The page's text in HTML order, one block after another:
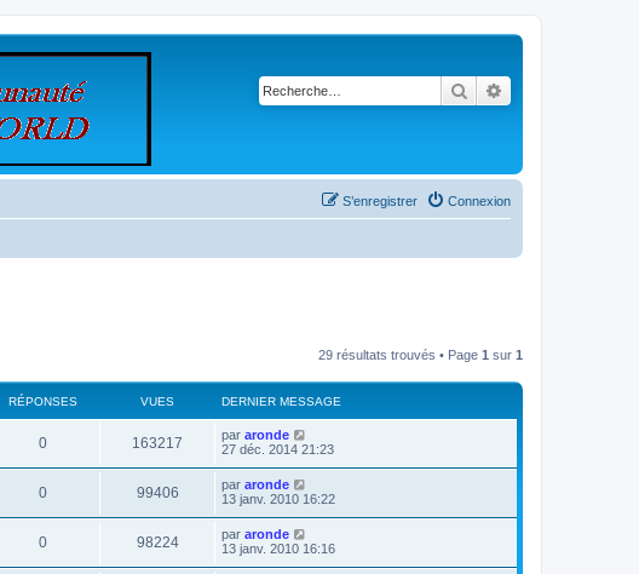
Rechercher
Connexion
S’enregistrer
29 résultats trouvés • Page 1 sur 1
RÉPONSES VUES DERNIER MESSAGE
0 163217 par aronde
27 déc. 2014 21:23
0 99406 par aronde
13 janv. 2010 16:22
0 98224 par aronde
13 janv. 2010 16:16